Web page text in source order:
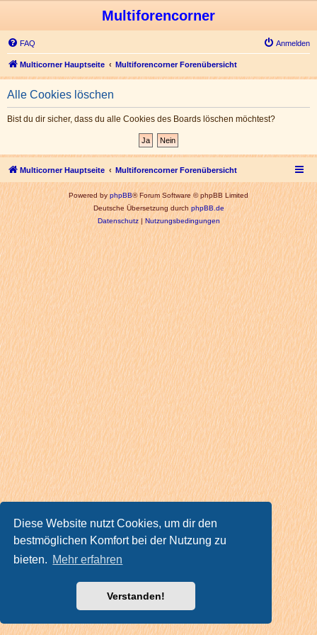
Diese Website nutzt Cookies, um dir den
bestmöglichen Komfort bei der Nutzung zu
bieten. Mehr erfahren
Verstanden!
Multiforencorner
FAQ Anmelden
Multicorner Hauptseite Multiforencorner Forenübersicht
Alle Cookies löschen
Bist du dir sicher, dass du alle Cookies des Boards löschen möchtest?
Multicorner Hauptseite Multiforencorner Forenübersicht
Powered byphpBB® Forum Software © phpBB Limited
Deutsche Übersetzung durchphpBB.de
Datenschutz|Nutzungsbedingungen